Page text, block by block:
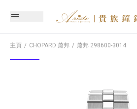
主頁 CHOPARD 蕭邦 蕭邦 298600-3014